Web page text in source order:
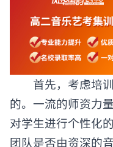
首先，考虑培训
的。一流的师资力
对学生进行个性化
团队是否由资深的